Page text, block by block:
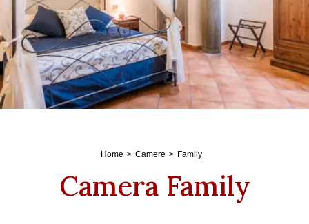
Home Camere Family
Camera Family